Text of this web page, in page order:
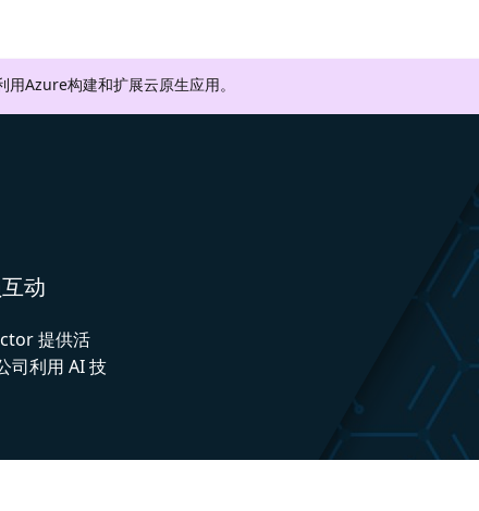
Azure构建和扩展云原生应用。
动
提供活
司利用 AI 技